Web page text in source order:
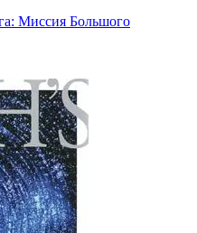
Миссия Большого